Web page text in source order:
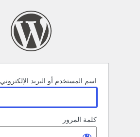
اسم المستخدم أو البريد الإلكتروني
كلمة المرور